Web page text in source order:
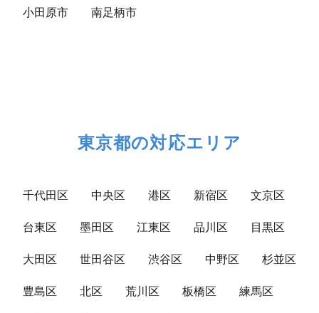
小田原市 南足柄市
東京都の対応エリア
千代田区 中央区 港区 新宿区 文京区
台東区 墨田区 江東区 品川区 目黒区
大田区 世田谷区 渋谷区 中野区 杉並区
豊島区 北区 荒川区 板橋区 練馬区